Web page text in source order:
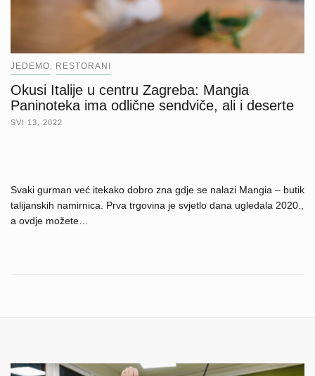
JEDEMO, RESTORANI
Okusi Italije u centru Zagreba: Mangia
Paninoteka ima odlične sendviče, ali i deserte
SVI 13, 2022
Svaki gurman već itekako dobro zna gdje se nalazi Mangia – butik
talijanskih namirnica. Prva trgovina je svjetlo dana ugledala 2020.,
a ovdje možete…